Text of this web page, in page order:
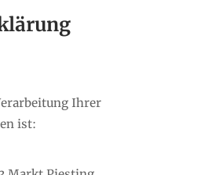
Ihrer
ist: